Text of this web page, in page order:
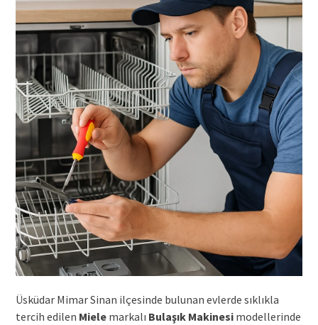
Üsküdar Mimar Sinan ilçesinde bulunan evlerde sıklıkla
tercih edilen Mielemarkalı Bulaşık Makinesimodellerinde